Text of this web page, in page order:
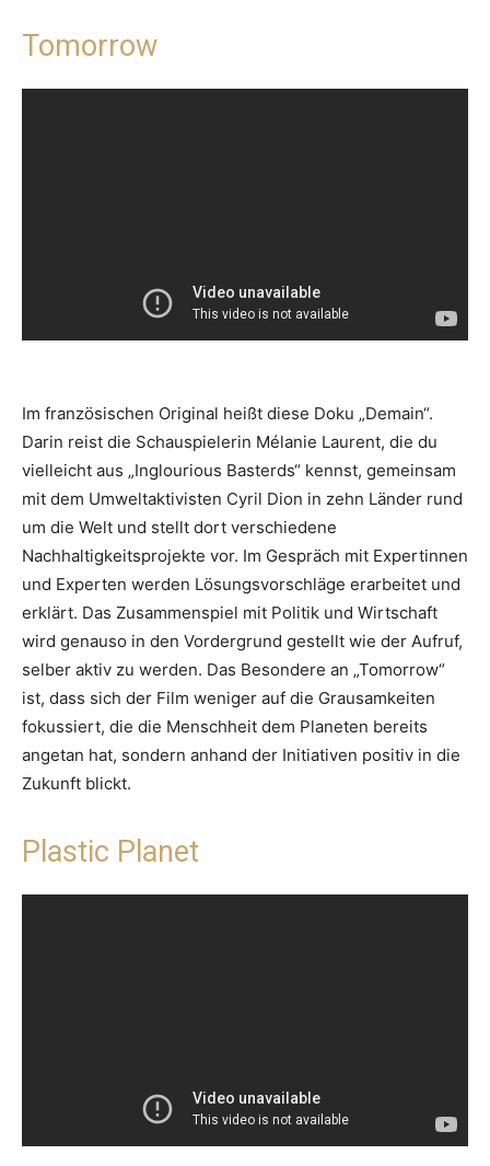
Tomorrow
Im französischen Original heißt diese Doku „Demain“.
Darin reist die Schauspielerin Mélanie Laurent, die du
vielleicht aus „Inglourious Basterds“ kennst, gemeinsam
mit dem Umweltaktivisten Cyril Dion in zehn Länder rund
um die Welt und stellt dort verschiedene
Nachhaltigkeitsprojekte vor. Im Gespräch mit Expertinnen
und Experten werden Lösungsvorschläge erarbeitet und
erklärt. Das Zusammenspiel mit Politik und Wirtschaft
wird genauso in den Vordergrund gestellt wie der Aufruf,
selber aktiv zu werden. Das Besondere an „Tomorrow“
ist, dass sich der Film weniger auf die Grausamkeiten
fokussiert, die die Menschheit dem Planeten bereits
angetan hat, sondern anhand der Initiativen positiv in die
Zukunft blickt.
Plastic Planet